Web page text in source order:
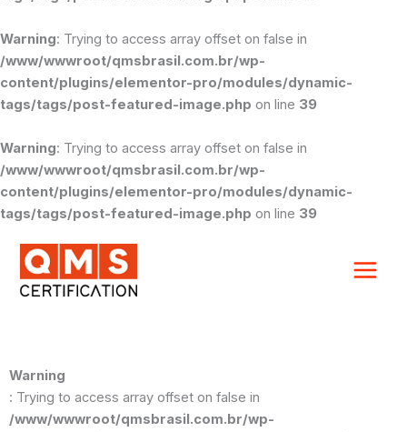
Warning: Trying to access array offset on false in
/www/wwwroot/qmsbrasil.com.br/wp-
content/plugins/elementor-pro/modules/dynamic-
tags/tags/post-featured-image.php on line 39
Warning: Trying to access array offset on false in
/www/wwwroot/qmsbrasil.com.br/wp-
content/plugins/elementor-pro/modules/dynamic-
tags/tags/post-featured-image.php on line 39
Warning
: Trying to access array offset on false in
/www/wwwroot/qmsbrasil.com.br/wp-